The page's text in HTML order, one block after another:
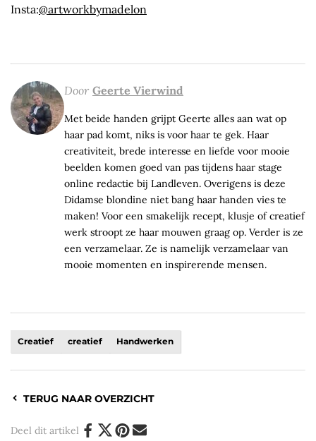
Insta:@artworkbymadelon
Door Geerte Vierwind
Met beide handen grijpt Geerte alles aan wat op
haar pad komt, niks is voor haar te gek. Haar
creativiteit, brede interesse en liefde voor mooie
beelden komen goed van pas tijdens haar stage
online redactie bij Landleven. Overigens is deze
Didamse blondine niet bang haar handen vies te
maken! Voor een smakelijk recept, klusje of creatief
werk stroopt ze haar mouwen graag op. Verder is ze
een verzamelaar. Ze is namelijk verzamelaar van
mooie momenten en inspirerende mensen.
Creatief creatief Handwerken
TERUG NAAR OVERZICHT
Deel dit artikel